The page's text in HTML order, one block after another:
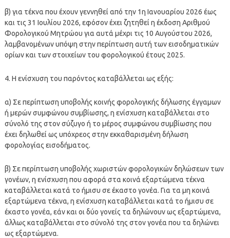
β) για τέκνα που έχουν γεννηθεί από την 1η Ιανουαρίου 2026 έως
και τις 31 Ιουλίου 2026, εφόσον έχει ζητηθεί η έκδοση Αριθμού
Φορολογικού Μητρώου για αυτά μέχρι τις 10 Αυγούστου 2026,
λαμβανομένων υπόψη στην περίπτωση αυτή των εισοδηματικών
ορίων και των στοιχείων του φορολογικού έτους 2025.
4. Η ενίσχυση του παρόντος καταβάλλεται ως εξής:
α) Σε περίπτωση υποβολής κοινής φορολογικής δήλωσης έγγαμων
ή μερών συμφώνου συμβίωσης, η ενίσχυση καταβάλλεται στο
σύνολό της στον σύζυγο ή το μέρος συμφώνου συμβίωσης που
έχει δηλωθεί ως υπόχρεος στην εκκαθαρισμένη δήλωση
φορολογίας εισοδήματος.
β) Σε περίπτωση υποβολής χωριστών φορολογικών δηλώσεων των
γονέων, η ενίσχυση που αφορά στα κοινά εξαρτώμενα τέκνα
καταβάλλεται κατά το ήμισυ σε έκαστο γονέα. Για τα μη κοινά
εξαρτώμενα τέκνα, η ενίσχυση καταβάλλεται κατά το ήμισυ σε
έκαστο γονέα, εάν και οι δύο γονείς τα δηλώνουν ως εξαρτώμενα,
άλλως καταβάλλεται στο σύνολό της στον γονέα που τα δηλώνει
ως εξαρτώμενα.